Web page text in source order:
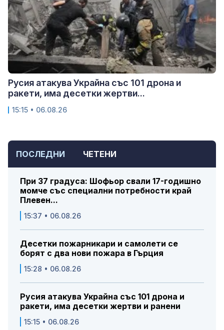
ПОСЛЕДНИ ЧЕТЕНИ
При 37 градуса: Шофьор свали 17-годишно
момче със специални потребности край
Плевен...
15:37 • 06.08.26
Десетки пожарникари и самолети се
борят с два нови пожара в Гърция
15:28 • 06.08.26
Русия атакува Украйна със 101 дрона и
ракети, има десетки жертви и ранени
15:15 • 06.08.26
Русия атакува Украйна със 101 дрона и
ракети, има десетки жертви...
15:15 • 06.08.26